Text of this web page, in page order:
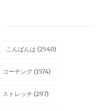
こんばんは (2540)
コーチング (1574)
ストレッチ (297)